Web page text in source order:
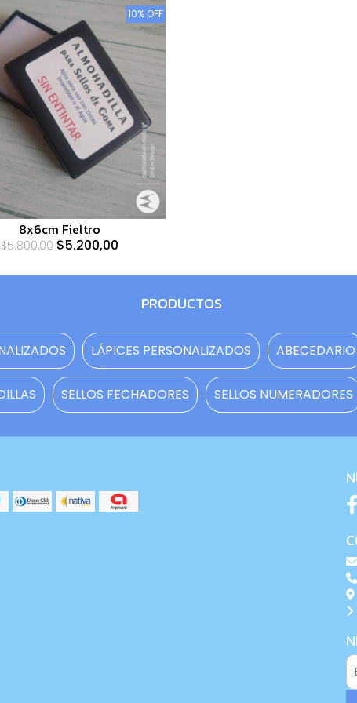
10% OFF
8x6cm Fieltro
$5.800,00 $5.200,00
PRODUCTOS
LÁPICES PERSONALIZADOS ABECEDARIO
SELLOS FECHADORES SELLOS NUMERADORES